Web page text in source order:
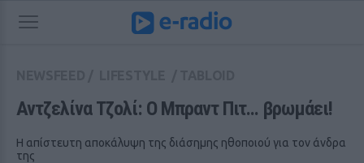
Αντζελίνα Τζολί: Ο Μπραντ Πιτ... βρωμάει!
Η απίστευτη αποκάλυψη της διάσημης ηθοποιού για τον άνδρα
της